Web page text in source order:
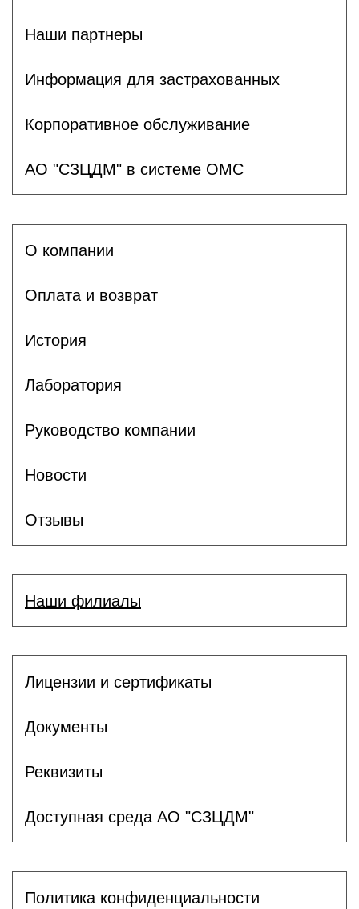
Наши партнеры
Информация для застрахованных
Корпоративное обслуживание
АО "СЗЦДМ" в системе ОМС
О компании
Оплата и возврат
История
Лаборатория
Руководство компании
Новости
Отзывы
Наши филиалы
Лицензии и сертификаты
Документы
Реквизиты
Доступная среда АО "СЗЦДМ"
Политика конфиденциальности